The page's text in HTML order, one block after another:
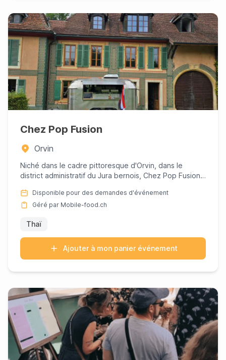
Chez Pop Fusion
Orvin
Niché dans le cadre pittoresque d'Orvin, dans le
district administratif du Jura bernois, Chez Pop Fusion
Disponible pour des demandes d'événement
Géré par Mobile-food.ch
Thaï
Ajouter à mon panier événement